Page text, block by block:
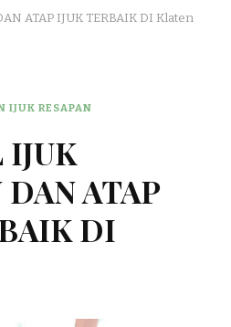
ATAP IJUK TERBAIK DI Klaten
IJUK RESAPAN
IJUK
DAN ATAP
DI